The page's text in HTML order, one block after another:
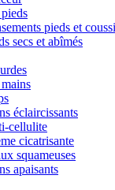
pieds et
secs et abîmés
éclaircissants
cellulite
cicatrisante
squameuses
apaisants